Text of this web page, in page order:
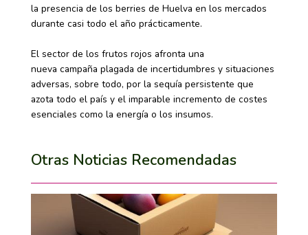
la presencia de los berries de Huelva en los mercados
durante casi todo el año prácticamente.
El sector de los frutos rojos afronta una
nueva campaña plagada de incertidumbres y situaciones
adversas, sobre todo, por la sequía persistente que
azota todo el país y el imparable incremento de costes
esenciales como la energía o los insumos.
Otras Noticias Recomendadas